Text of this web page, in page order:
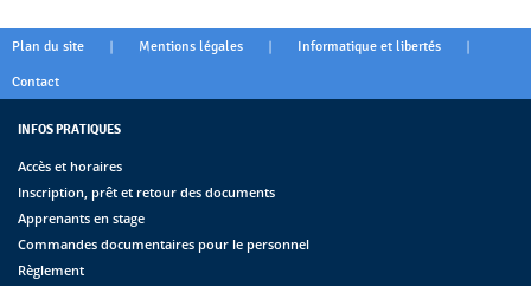
Plan du site | Mentions légales | Informatique et libertés |
Contact
INFOS PRATIQUES
Accès et horaires
Inscription, prêt et retour des documents
Apprenants en stage
Commandes documentaires pour le personnel
Règlement